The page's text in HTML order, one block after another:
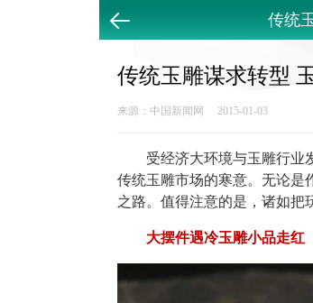
传统
传统玉雕谋求转型
来源：中国新闻网 2015-01-03
受经济大环境与玉雕行业发
传统玉雕市场的寒意。无论是
之路。值得注意的是，诸如把
大摆件遇冷玉雕小品走红